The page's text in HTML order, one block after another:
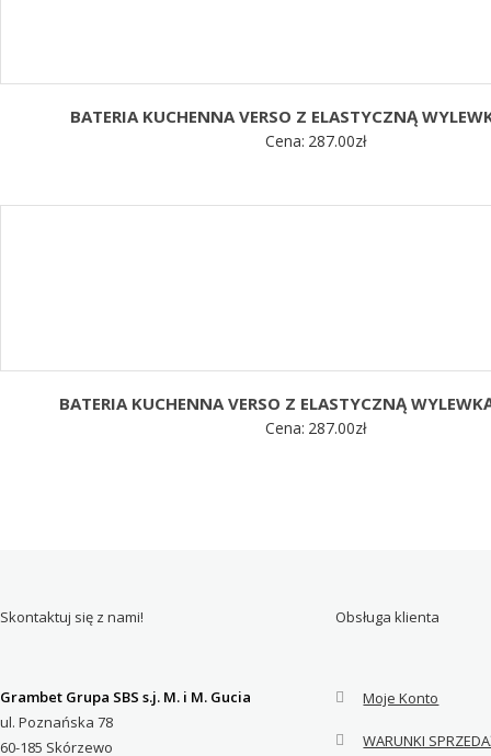
BATERIA KUCHENNA VERSO Z ELASTYCZNĄ
Cena: 287.00zł
BATERIA KUCHENNA VERSO Z ELASTYCZNĄ
Cena: 287.00zł
Skontaktuj się z nami!
Grambet Grupa SBS s.j. M. i M. Gucia
ul. Poznańska 78
60-185 Skórzewo
Obsługa klienta
Moje Konto
WARUNKI